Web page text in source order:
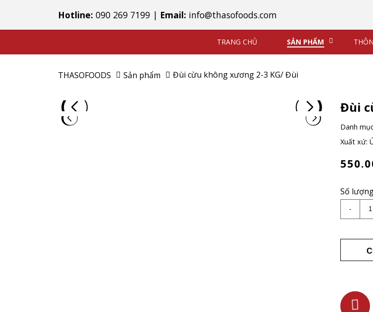
Hotline: 090 269 7199 | Email: info@thasofoods.com
TRANG CHỦ SẢN PHẨM
THASOFOODS Sản phẩm Đùi cừu không xương 2-3 KG/ Đùi
Đùi
Danh
Xuất xứ:
Số
-